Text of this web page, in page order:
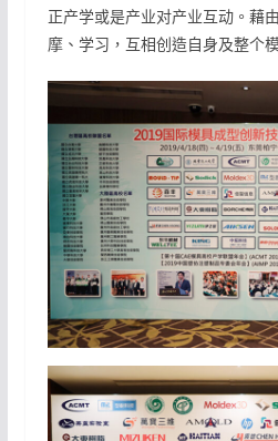
正产学或是产业对产业互动。藉
摩、学习，互相创造自身及整个